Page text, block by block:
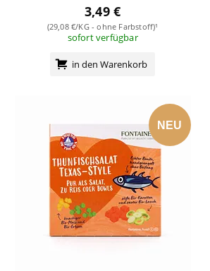
3,49 €
(29,08 €/KG - ohne Farbstoff)¹
sofort verfügbar
in den Warenkorb
NEU